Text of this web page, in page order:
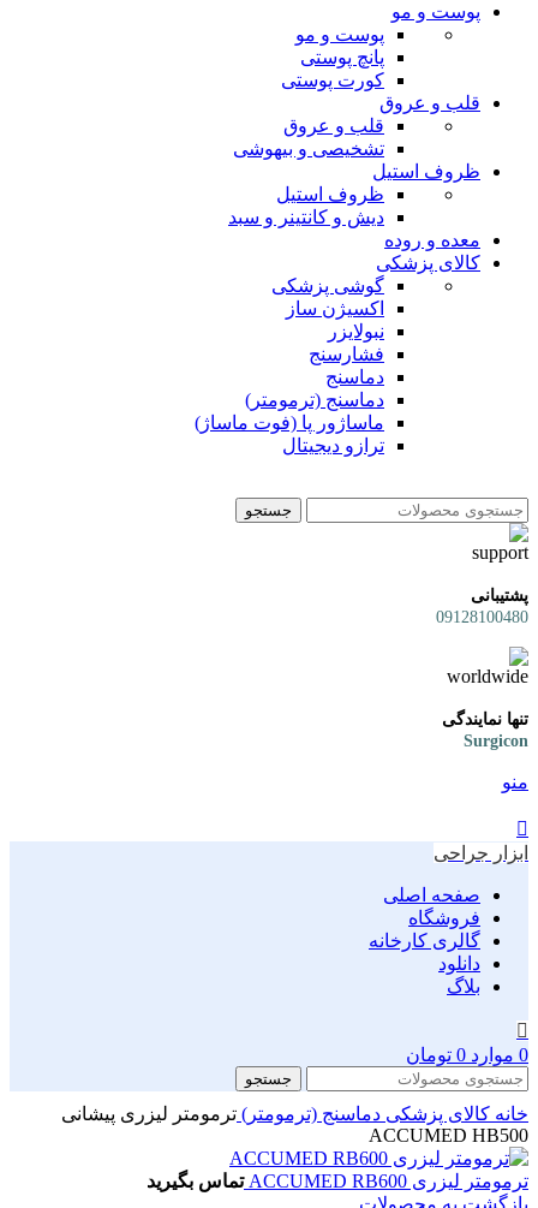
پوست و مو
پوست و مو
پانچ پوستی
کورت پوستی
قلب و عروق
قلب و عروق
تشخیصی و بیهوشی
ظروف استیل
ظروف استیل
دیش و کانتینر و سبد
معده و روده
کالای پزشکی
گوشی پزشکی
اکسیژن ساز
نبولایزر
فشارسنج
دماسنج
دماسنج (ترمومتر)
ماساژور پا (فوت ماساژ)
ترازو دیجیتال
جستجو
پشتیبانی
09128100480
تنها نمایندگی
Surgicon
منو
ابزار جراحی
صفحه اصلی
فروشگاه
گالری کارخانه
دانلود
بلاگ
0 موارد 0 تومان
جستجو
خانه کالای پزشکی دماسنج (ترمومتر) ترمومتر لیزری پیشانی
ACCUMED HB500
ترمومتر لیزری ACCUMED RB600
تماس بگیرید
بازگشت به محصولات